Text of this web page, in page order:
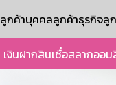
ลูกค้าบุคคลลูกค้าธุรกิจลู
เงินฝากสินเชื่อสลากออม